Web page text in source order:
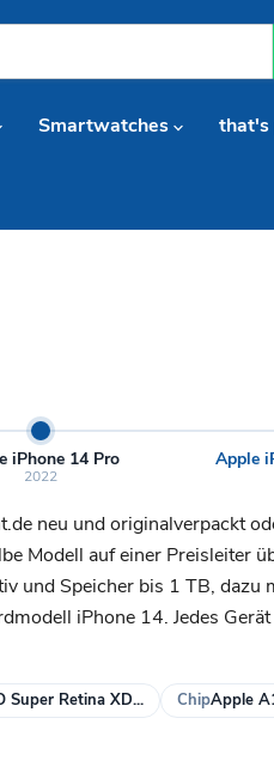
Smartwatches
iPhone 14 Pro
2022
Apple
neu und originalverpackt
Modell auf einer
Speicher bis 1 TB,
iPhone 14. Jedes
Super Retina XD... ChipApple